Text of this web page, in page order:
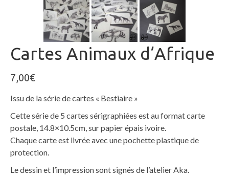
Cartes Animaux d’Afrique
7,00€
Issu de la série de cartes « Bestiaire »
Cette série de 5 cartes sérigraphiées est au format carte
postale, 14.8×10.5cm, sur papier épais ivoire.
Chaque carte est livrée avec une pochette plastique de
protection.
Le dessin et l’impression sont signés de l’atelier Aka.